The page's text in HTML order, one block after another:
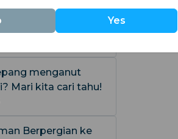
Ukuran: Apakah
daripada Texas?
menganut
Mari kita cari tahu!
Berpergian ke
Yes